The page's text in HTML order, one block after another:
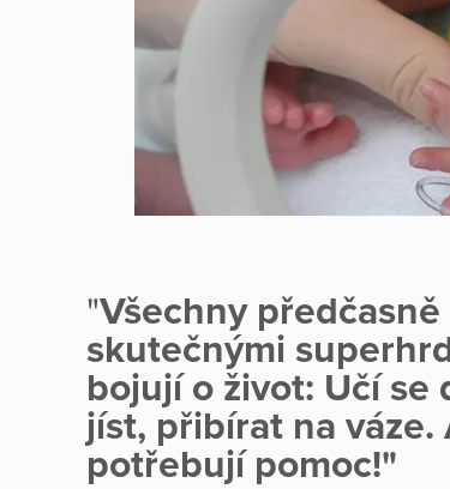
"Všechny
skutečnými
bojují o život: Učí
jíst, přibírat na
potřebují pomoc!"